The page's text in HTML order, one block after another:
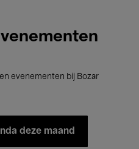
evenementen bij Bozar
deze maand